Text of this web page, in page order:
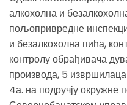
алкохолна и
пољопривредне
и безалкохолна пића,
контролу обрађивача
производа, 5 извршилаца
4а. на подручју окружне